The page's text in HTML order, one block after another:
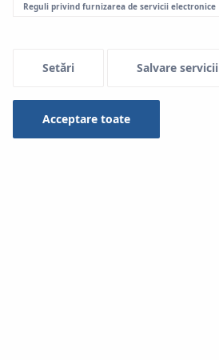
Reguli privind furnizarea de servicii electronice
Setări Salvare servicii
Acceptare toate